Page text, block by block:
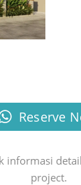
Reserve
informasi
project.